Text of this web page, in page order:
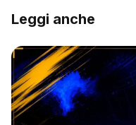
Leggi anche